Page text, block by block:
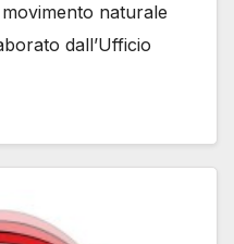
naturale
dall’Ufficio